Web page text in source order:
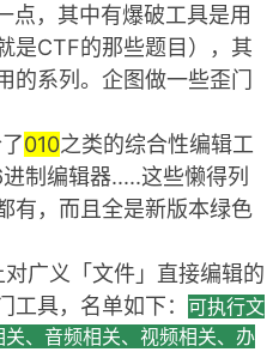
点，其中有爆破工具是用
是CTF的那些题目），其
的系列。企图做一些歪门
010之类的综合性编辑工
制编辑器.....这些懒得列
有，而且全是新版本绿色
对广义「文件」直接编辑的
工具，名单如下： 可执行文
、音频相关、视频相关、办